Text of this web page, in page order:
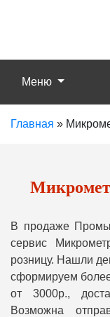
Меню
Главная »
В продаже
сервис
розницу. Нашли
сформируем
от 3000р.,
Возможна